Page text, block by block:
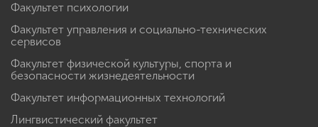
Факультет психологии
Факультет управления и социально-технических
сервисов
Факультет физической культуры, спорта и
безопасности жизнедеятельности
Факультет информационных технологий
Лингвистический факультет